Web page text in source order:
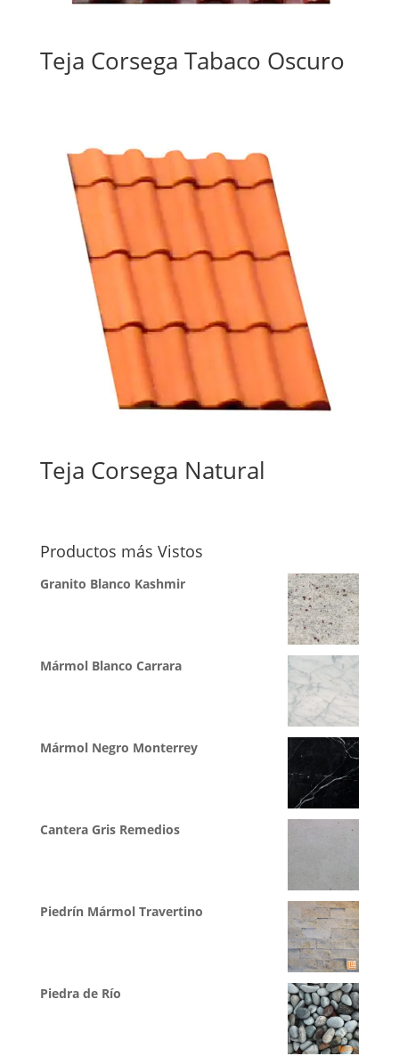
Teja Corsega Tabaco Oscuro
Teja Corsega Natural
Productos más Vistos
Granito Blanco Kashmir
Mármol Blanco Carrara
Mármol Negro Monterrey
Cantera Gris Remedios
Piedrín Mármol Travertino
Piedra de Río